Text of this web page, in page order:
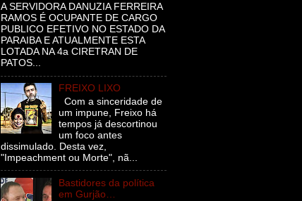
A SERVIDORA DANUZIA FERREIRA
RAMOS É OCUPANTE DE CARGO
PUBLICO EFETIVO NO ESTADO DA
PARAIBA E ATUALMENTE ESTA
LOTADA NA 4a CIRETRAN DE
PATOS...
FREIXO LIXO
Com a sinceridade de
um impune, Freixo há
tempos já descortinou
um foco antes
dissimulado. Desta vez,
"Impeachment ou Morte", nã...
Bastidores da política
em Gurjão…